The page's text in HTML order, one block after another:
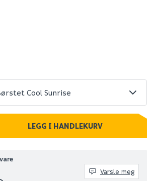
967
Nettlager:50+ stk
Klikk & HentLEGG I HANDLEKURV
Varsle meg